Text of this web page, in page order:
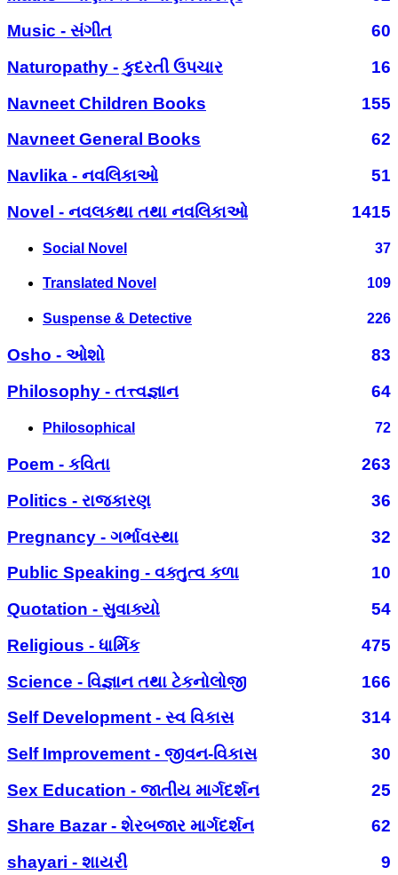
Music - સંગીત
60
Naturopathy - કુદરતી ઉપચાર
16
Navneet Children Books
155
Navneet General Books
62
Navlika - નવલિકાઓ
51
Novel - નવલકથા તથા નવલિકાઓ
1415
Social Novel 37
Translated Novel 109
Suspense & Detective 226
Osho - ઓશો
83
Philosophy - તત્ત્વજ્ઞાન
64
Philosophical 72
Poem - કવિતા
263
Politics - રાજકારણ
36
Pregnancy - ગર્ભાવસ્થા
32
Public Speaking - વક્તુત્વ કળા
10
Quotation - સુવાક્યો
54
Religious - ધાર્મિક
475
Science - વિજ્ઞાન તથા ટેકનોલોજી
166
Self Development - સ્વ વિકાસ
314
Self Improvement - જીવન-વિકાસ
30
Sex Education - જાતીય માર્ગદર્શન
25
Share Bazar - શેરબજાર માર્ગદર્શન
62
shayari - શાયરી
9